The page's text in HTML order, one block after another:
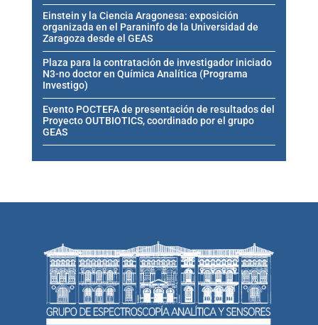
Einstein y la Ciencia Aragonesa: exposición
organizada en el Paraninfo de la Universidad de
Zaragoza desde el GEAS
Plaza para la contratación de investigador iniciado
N3-no doctor en Química Analítica (Programa
Investigo)
Evento POCTEFA de presentación de resultados del
Proyecto OUTBIOTICS, coordinado por el grupo
GEAS